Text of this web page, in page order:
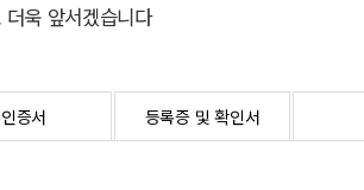
욱 앞서겠습니다
인증서 등록증 및 확인서